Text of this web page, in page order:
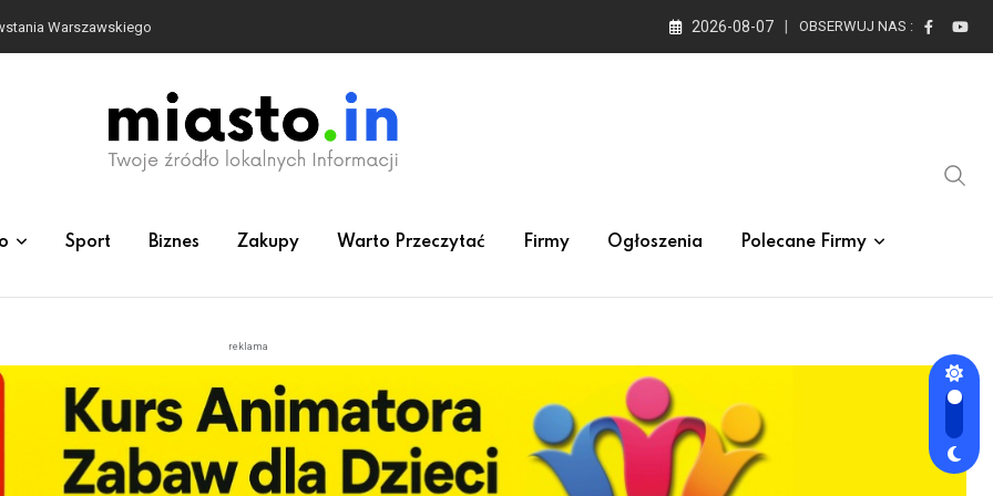
Warszawskiego 2026-08-07 OBSERWUJ NAS :
Sport Biznes Zakupy Warto Przeczytać Firmy Ogłoszenia Polecane Firmy
reklama